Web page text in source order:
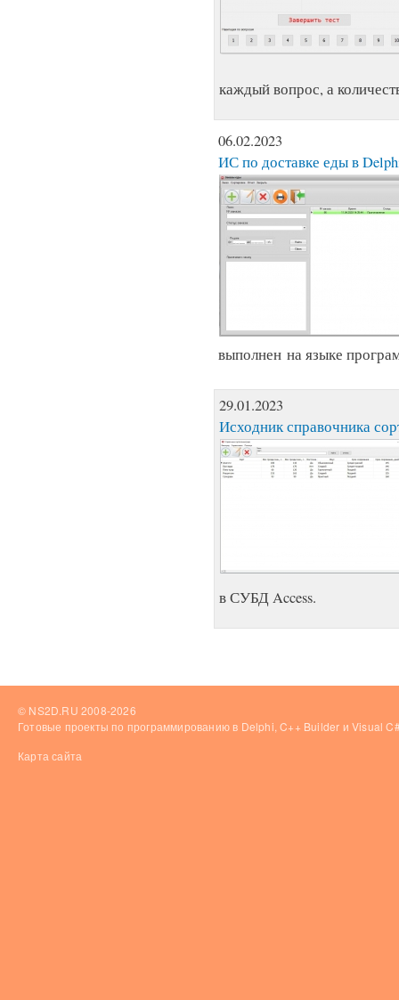
каждый вопрос, а
06.02.2023
ИС по доставке еды в
выполнен на языке
29.01.2023
Исходник справочника
в СУБД Access.
© NS2D.RU 2008-2026
Готовые проекты по программированию в Delphi, C++ Builder и Visual
Карта сайта